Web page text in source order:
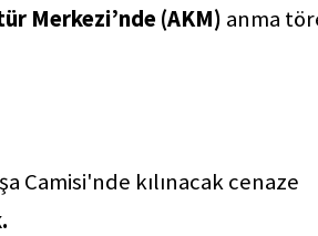
Merkezi’nde (AKM) anma
Camisi'nde kılınacak cenaze